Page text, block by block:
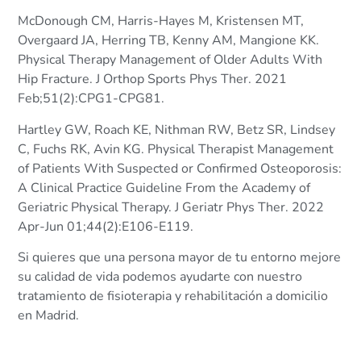
McDonough CM, Harris-Hayes M, Kristensen MT,
Overgaard JA, Herring TB, Kenny AM, Mangione KK.
Physical Therapy Management of Older Adults With
Hip Fracture. J Orthop Sports Phys Ther. 2021
Feb;51(2):CPG1-CPG81.
Hartley GW, Roach KE, Nithman RW, Betz SR, Lindsey
C, Fuchs RK, Avin KG. Physical Therapist Management
of Patients With Suspected or Confirmed Osteoporosis:
A Clinical Practice Guideline From the Academy of
Geriatric Physical Therapy. J Geriatr Phys Ther. 2022
Apr-Jun 01;44(2):E106-E119.
Si quieres que una persona mayor de tu entorno mejore
su calidad de vida podemos ayudarte con nuestro
tratamiento de fisioterapia y rehabilitación a domicilio
en Madrid.